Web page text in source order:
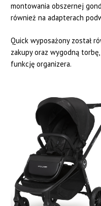
montowania obszernej
również na adapterach
Quick wyposażony został
zakupy oraz wygodną
funkcję organizera.